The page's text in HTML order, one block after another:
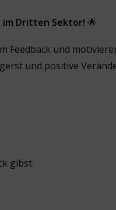
im Dritten Sektor! 🌟
Feedback und
und positive
gibst.